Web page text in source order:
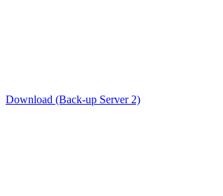
Download (Back-up Server 2)